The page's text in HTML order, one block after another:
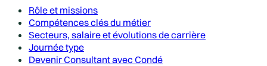
Rôle et missions
Compétences clés du métier
Secteurs, salaire et évolutions de carrière
Journée type
Devenir Consultant avec Condé